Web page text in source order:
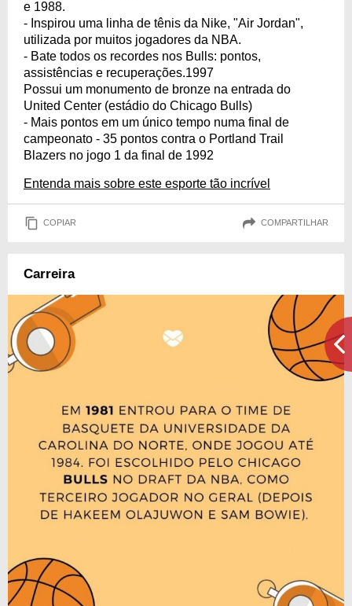
e 1988.
- Inspirou uma linha de tênis da Nike, "Air Jordan",
utilizada por muitos jogadores da NBA.
- Bate todos os recordes nos Bulls: pontos,
assistências e recuperações.1997
Possui um monumento de bronze na entrada do
United Center (estádio do Chicago Bulls)
- Mais pontos em um único tempo numa final de
campeonato - 35 pontos contra o Portland Trail
Blazers no jogo 1 da final de 1992
Entenda mais sobre este esporte tão incrível
COPIAR COMPARTILHAR
Carreira